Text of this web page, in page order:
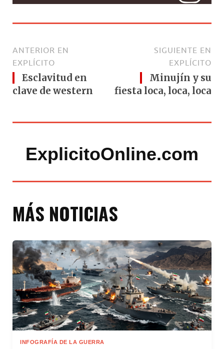
ANTERIOR EN
EXPLÍCITO
Esclavitud en
clave de western
SIGUIENTE EN
EXPLÍCITO
Minujín y su
fiesta loca, loca, loca
ExplicitoOnline.com
MÁS NOTICIAS
INFOGRAFÍA DE LA GUERRA